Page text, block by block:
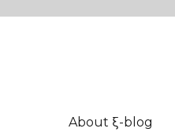
About ξ-blog